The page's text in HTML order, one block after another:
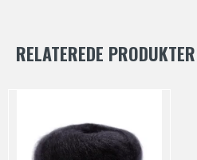
RELATEREDE PRODUKTER